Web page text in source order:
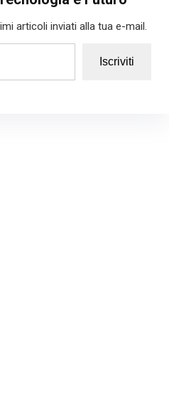
articoli inviati alla tua e-mail.
Iscriviti